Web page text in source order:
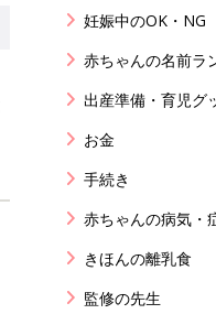
妊娠中のOK・NG
赤ちゃんの名前ラ
出産準備・育児グ
お金
手続き
赤ちゃんの病気・
きほんの離乳食
監修の先生